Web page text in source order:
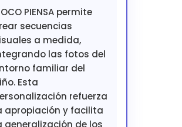
PIENSA permite
secuencias
a medida,
las fotos del
familiar del
Esta
refuerza
apropiación y facilita
generalización de los